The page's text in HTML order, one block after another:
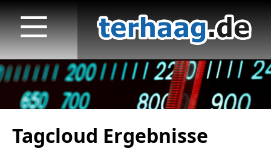
Tagcloud Ergebnisse
Startseite